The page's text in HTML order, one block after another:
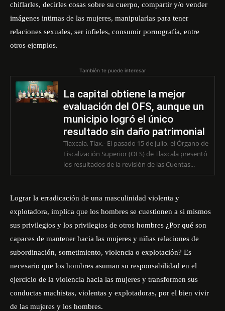
chiflarles, decirles cosas sobre su cuerpo, compartir y/o vender
imágenes intimas de las mujeres, manipularlas para tener
relaciones sexuales, ser infieles, consumir pornografía, entre
otros ejemplos.
También te puede interesar
La capital obtiene la mejor
evaluación del OFS, aunque un
municipio logró el único
resultado sin daño patrimonial
Tlaxcala, Tlax.- El pasado 15 de julio, el Órgano de
Fiscalización Superior (OFS) de Tlaxcala presentó
los resultados de la revisión de las Cuentas...
Lograr la erradicación de una masculinidad violenta y
explotadora, implica que los hombres se cuestionen a si mismos
sus privilegios y los privilegios de otros hombres ¿Por qué son
capaces de mantener hacia las mujeres y niñas relaciones de
subordinación, sometimiento, violencia o explotación? Es
necesario que los hombres asuman su responsabilidad en el
ejercicio de la violencia hacia las mujeres y transformen sus
conductas machistas, violentas y explotadoras, por el bien vivir
de las mujeres y los hombres.